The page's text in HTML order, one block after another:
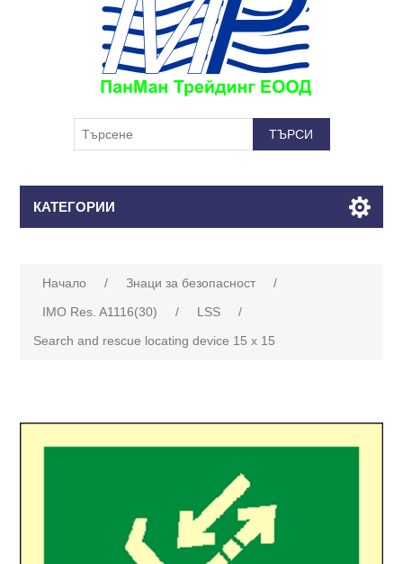
КАТЕГОРИИ
Начало / Знаци за безопасност
/
IMO Res. A1116(30)
/ LSS
/
Search and rescue locating device 15 x 15